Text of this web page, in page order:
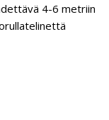
4-6 metriin